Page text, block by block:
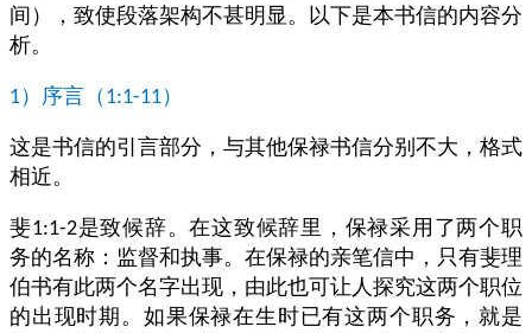
间），致使段落架构不甚明显。以下是本书信的内容分
析。
1）序言（ 1:1-11）
这是书信的引言部分，与其他保禄书信分别不大，格式
相近。
斐1:1-2是致候辞。在这致候辞里，保禄采用了两个职
务的名称：监督和执事。在保禄的亲笔信中，只有斐理
伯书有此两个名字出现，由此也可让人探究这两个职位
的出现时期。如果保禄在生时已有这两个职务，就是